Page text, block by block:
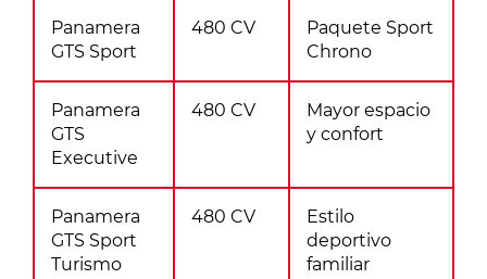
Panamera
GTS Sport
480 CV
Paquete Sport
Chrono
Panamera
GTS
Executive
480 CV
Mayor espacio
y confort
Panamera
GTS Sport
Turismo
480 CV
Estilo
deportivo
familiar